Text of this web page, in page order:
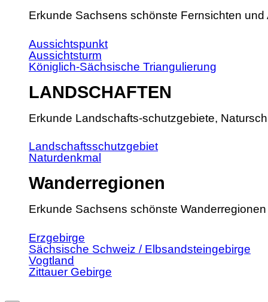
Erkunde Sachsens schönste Fernsichten und
Aussichtspunkt
Aussichtsturm
Königlich-Sächsische Triangulierung
LANDSCHAFTEN
Erkunde Landschafts-schutzgebiete,
Landschaftsschutzgebiet
Naturdenkmal
Wanderregionen
Erkunde Sachsens schönste Wanderregionen
Erzgebirge
Sächsische Schweiz / Elbsandsteingebirge
Vogtland
Zittauer Gebirge